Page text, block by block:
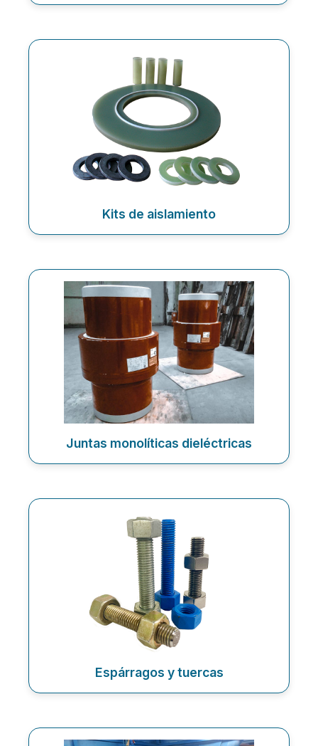
Kits de aislamiento
Juntas monolíticas dieléctricas
Espárragos y tuercas